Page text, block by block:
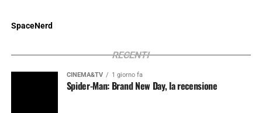
SpaceNerd
RECENTI
CINEMA&TV 1 giorno fa
Spider-Man: Brand New Day, la recensione